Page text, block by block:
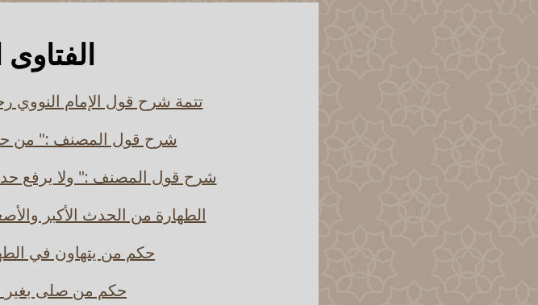
تتمة شرح قول الإمام النووي
شرح قول المصنف :" من
شرح قول المصنف :" ولا يرفع
الطهارة من الحدث الأكبر
حكم من يتهاون في
حكم من صلى بغير